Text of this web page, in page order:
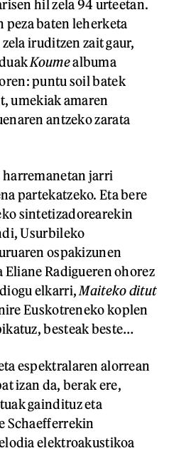
hil zela 94 urteetan.
peza baten leherketa
iruditzen zait gaur,
Koumealbuma
puntu soil batek
umekiak amaren
antzeko zarata
jarri
partekatzeko. Eta bere
sintetizadorearekin
Usurbileko
ospakizunen
Radigueren ohorez
elkarri, Maiteko ditut
Euskotreneko koplen
besteak beste…
espektralaren alorrean
izan da, berak ere,
gaindituz eta
Schaefferrekin
elektroakustikoa